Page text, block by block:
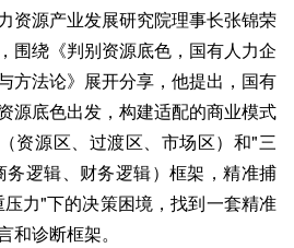
资源产业发展研究院理事长张锦荣
围绕《判别资源底色，国有人力企
方法论》展开分享，他提出，国有
源底色出发，构建适配的商业模式
资源区、过渡区、市场区）和"三
逻辑、财务逻辑）框架，精准捕
力"下的决策困境，找到一套精准
诊断框架。